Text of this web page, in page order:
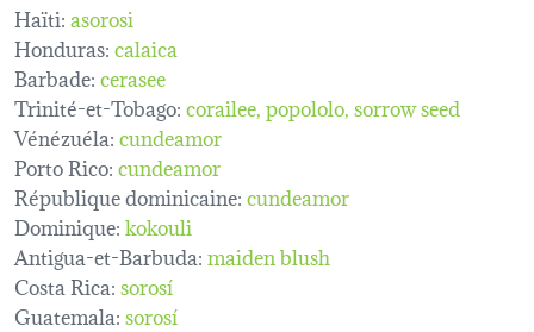
Haïti:asorosi
Honduras:calaica
Barbade:cerasee
Trinité-et-Tobago:corailee popololo sorrow seed
Vénézuéla:cundeamor
Porto Rico:cundeamor
République dominicaine:cundeamor
Dominique:kokouli
Antigua-et-Barbuda:maiden blush
Costa Rica:sorosí
Guatemala:sorosí